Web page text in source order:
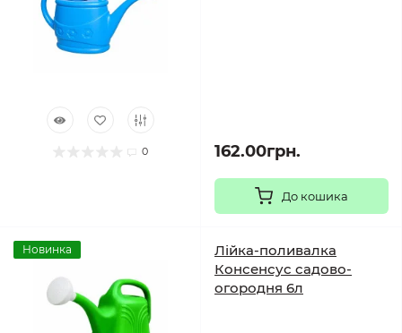
0 162.00грн.
До кошика
Новинка
Лійка-поливалка
Консенсус садово-
огородня 6л